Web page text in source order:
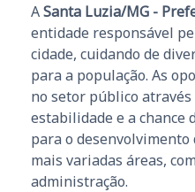
ASanta Luzia/MG -
entidade responsável
cidade, cuidando de
para a população. As
no setor público
estabilidade e a
para o desenvolvimento
mais variadas áreas,
administração.